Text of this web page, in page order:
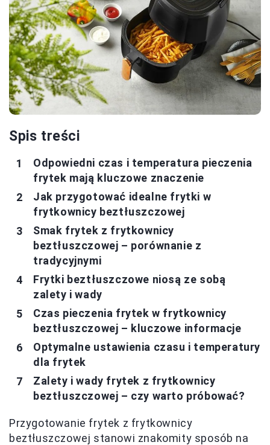
Spis treści
Odpowiedni czas i temperatura pieczenia
frytek mają kluczowe znaczenie
Jak przygotować idealne frytki w
frytkownicy beztłuszczowej
Smak frytek z frytkownicy
beztłuszczowej – porównanie z
tradycyjnymi
Frytki beztłuszczowe niosą ze sobą
zalety i wady
Czas pieczenia frytek w frytkownicy
beztłuszczowej – kluczowe informacje
Optymalne ustawienia czasu i temperatury
dla frytek
Zalety i wady frytek z frytkownicy
beztłuszczowej – czy warto próbować?
Przygotowanie frytek z frytkownicy
beztłuszczowej stanowi znakomity sposób na